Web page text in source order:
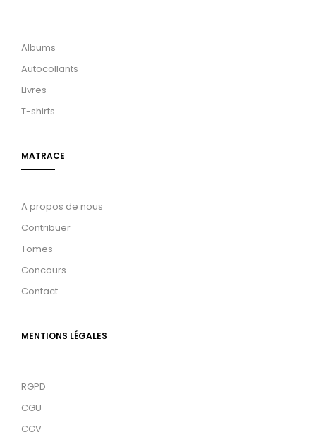
Albums
Autocollants
Livres
T-shirts
MATRACE
A propos de nous
Contribuer
Tomes
Concours
Contact
MENTIONS LÉGALES
RGPD
CGU
CGV